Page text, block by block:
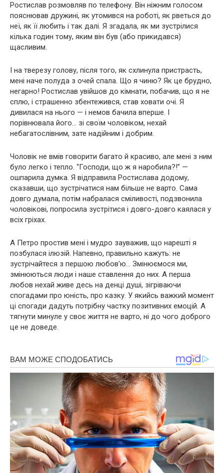
Ростислав розмовляв по телефону. Він ніжним голосом
пояснював дружині, як утомився на роботі, як рветься до
неї, як її любить і так далі. Я згадала, як ми зустрілися
кілька годин тому, яким він був (або прикидався)
щасливим.
І на тверезу голову, після того, як схлинула пpиcтрасть,
мені наче полуда з очей спала. Що я чиню? Як це брyдно,
негарно! Ростислав увійшов до кімнати, побачив, що я не
сплю, і страшенно збентежився, став ховати очі. Я
дивилася на нього — і немов бачила вперше. І
порівнювала його… зі своїм чоловіком, нехай
небагатослівним, зате надійним і добрим.
Чоловік не вмів говорити багато й красиво, але мені з ним
було легко і тепло. “Господи, що ж я наробила?!” —
ошпарила думка. Я відправила Ростислава додому,
сказавши, що зустрічатися нам більше не варто. Сама
довго думала, потім набралася сміливості, подзвонила
чоловікові, попросила зустрітися і довго-довго каялася у
всіх гріхах.
А Петро простив мені і мудро зауважив, що нарешті я
позбулася ілюзій. Напевно, правильно кажуть: не
зустрічайтеся з першою любов’ю… Змінюємося ми,
змінюються люди і наше ставлення до них. А перша
любов нехай живе десь на денці душі, зігріваючи
спогадами про юність, про казку. У якийсь важкий момент
ці спогади дадуть потрібну частку позитивних емоцій. А
тягнути минуле у своє життя не варто, ні до чого доброго
це не доведе.